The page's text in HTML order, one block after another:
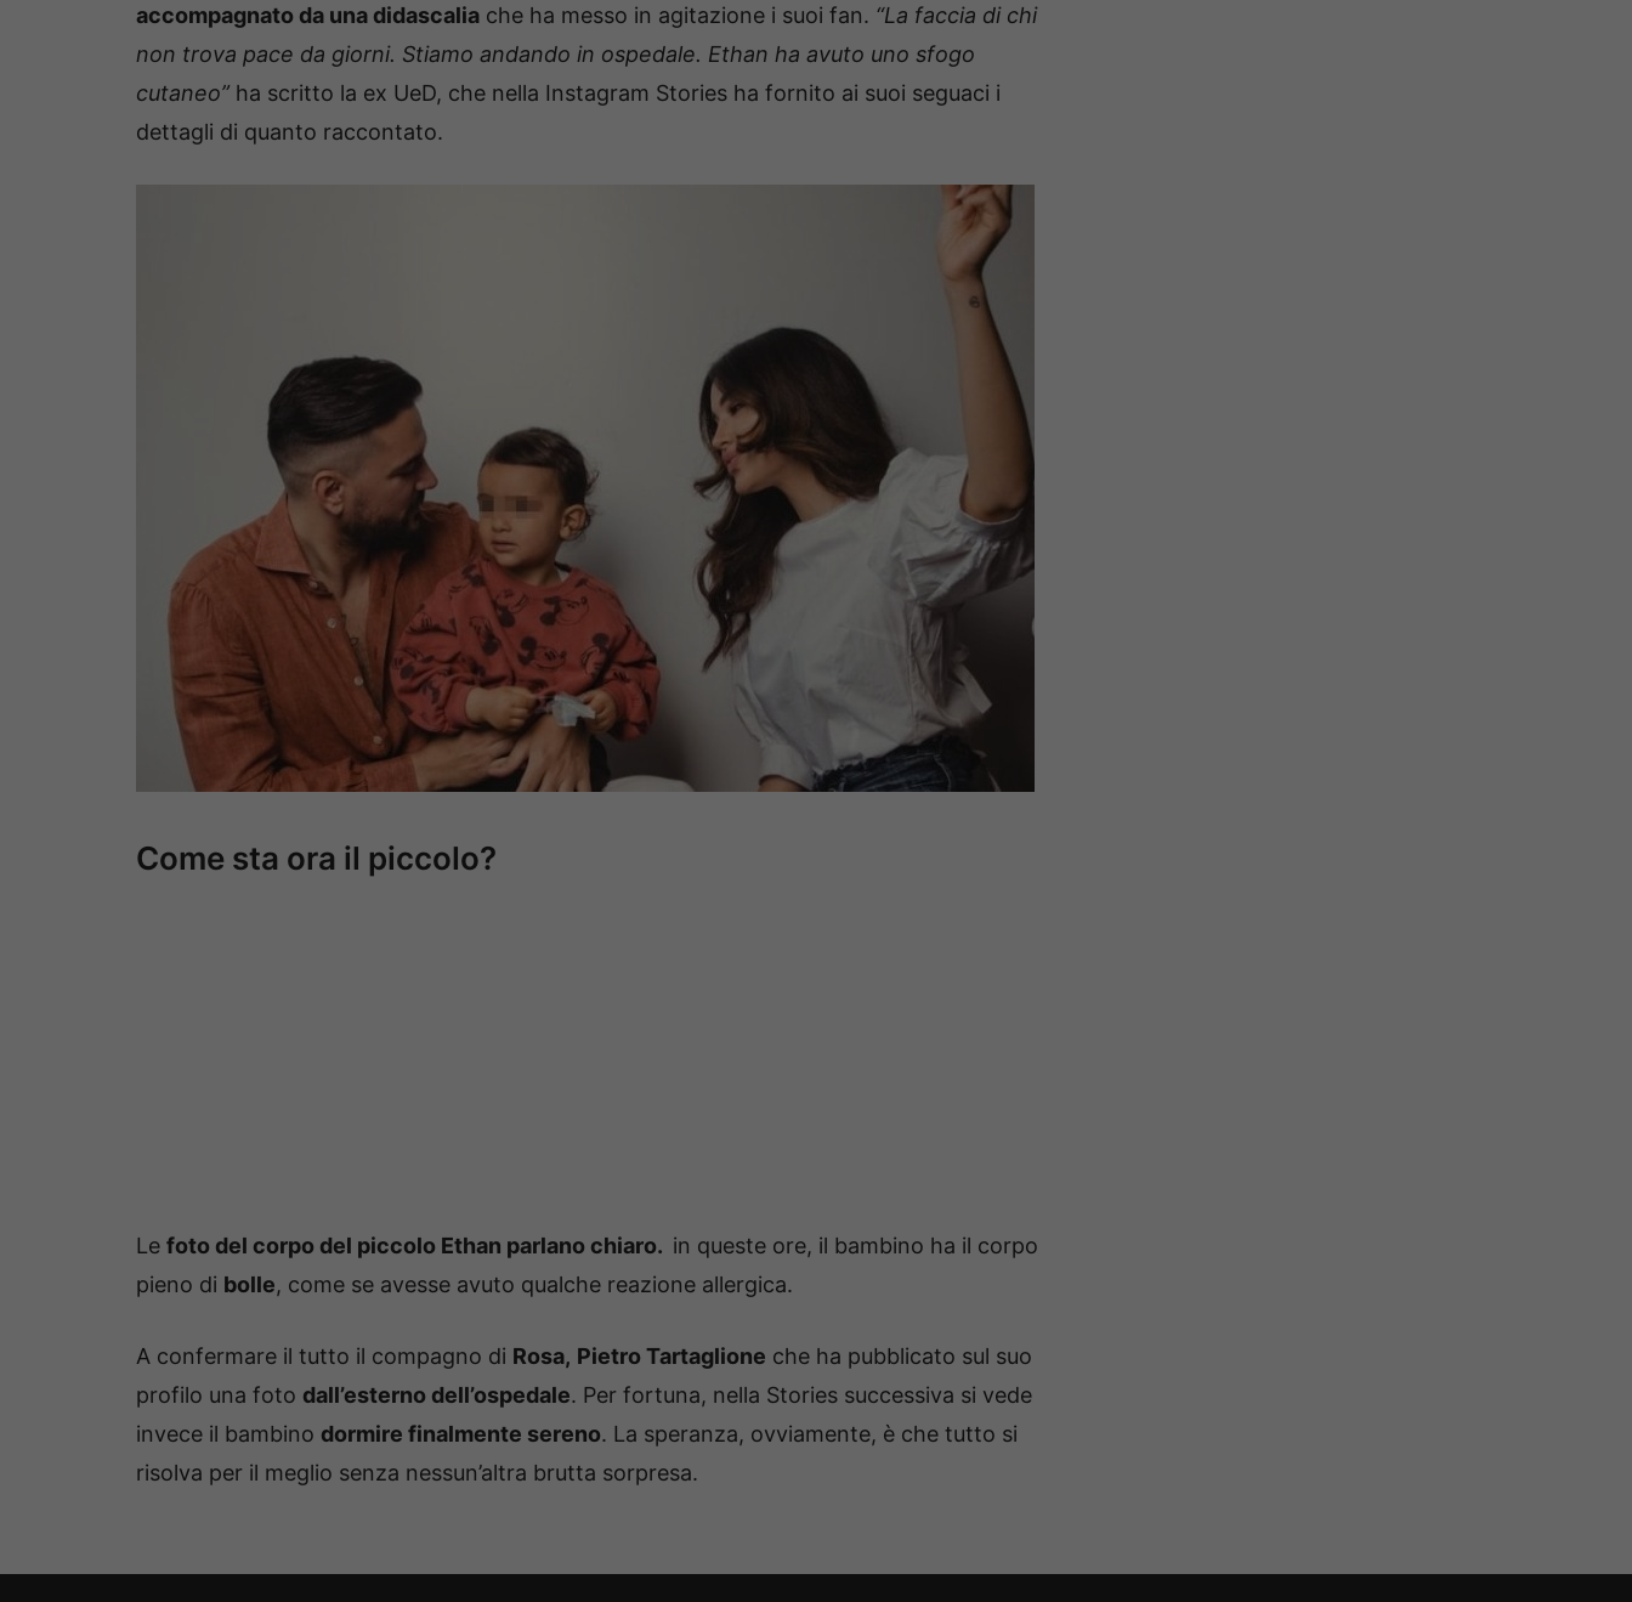
accompagnato da una didascalia che ha messo in agitazione i suoi fan. “La faccia di chi
non trova pace da giorni. Stiamo andando in ospedale. Ethan ha avuto uno sfogo
cutaneo” ha scritto la ex UeD, che nella Instagram Stories ha fornito ai suoi seguaci i
dettagli di quanto raccontato.
Come sta ora il piccolo?
Le foto del corpo del piccolo Ethan parlano chiaro. in queste ore, il bambino ha il corpo
pieno di bolle, come se avesse avuto qualche reazione allergica.
A confermare il tutto il compagno di Rosa, Pietro Tartaglione che ha pubblicato sul suo
profilo una foto dall’esterno dell’ospedale. Per fortuna, nella Stories successiva si vede
invece il bambino dormire finalmente sereno. La speranza, ovviamente, è che tutto si
risolva per il meglio senza nessun’altra brutta sorpresa.